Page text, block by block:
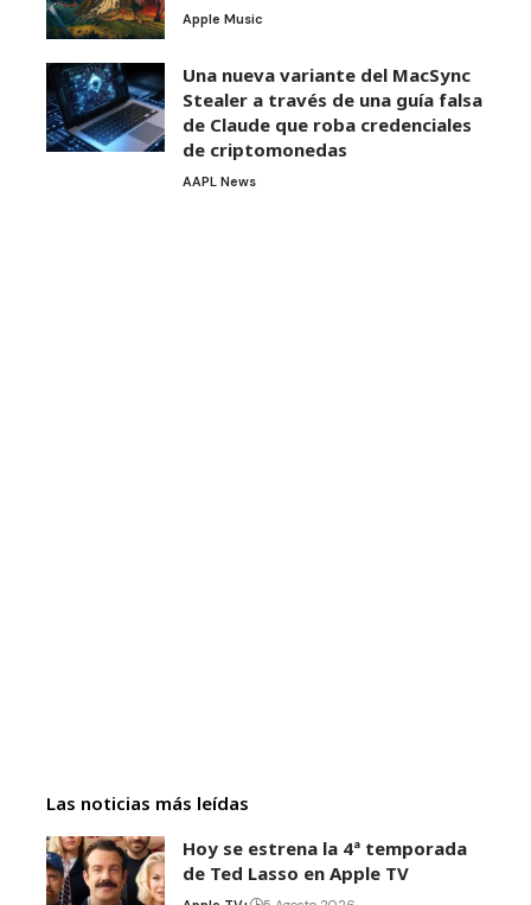
Apple Music
Una nueva variante del MacSync
Stealer a través de una guía falsa
de Claude que roba credenciales
de criptomonedas
AAPL News
Las noticias más leídas
Hoy se estrena la 4ª temporada
de Ted Lasso en Apple TV